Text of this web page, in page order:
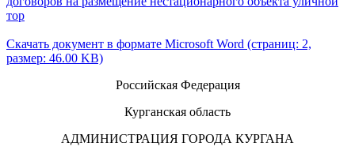
тор
Скачать документ в формате Microsoft Word (страниц: 2,
размер: 46.00 KB)
Российская Федерация
Курганская область
АДМИНИСТРАЦИЯ ГОРОДА КУРГАНА